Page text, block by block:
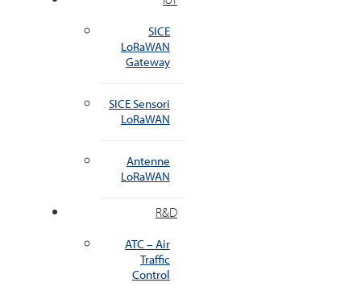
SICE
LoRaWAN
Gateway
SICE Sensori
LoRaWAN
Antenne
LoRaWAN
R&D
ATC – Air
Traffic
Control